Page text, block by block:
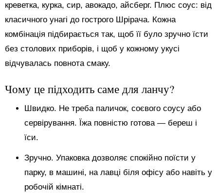
креветка, курка, сир, авокадо, айсберг. Плюс соус: від
класичного унагі до гострого Шрірача. Кожна
комбінація підбирається так, щоб її було зручно їсти
без столових приборів, і щоб у кожному укусі
відчувалась повнота смаку.
Чому це підходить саме для ланчу?
Швидко. Не треба паличок, соєвого соусу або
сервірування. Їжа повністю готова — береш і
їси.
Зручно. Упаковка дозволяє спокійно поїсти у
парку, в машині, на лавці біля офісу або навіть у
робочій кімнаті.